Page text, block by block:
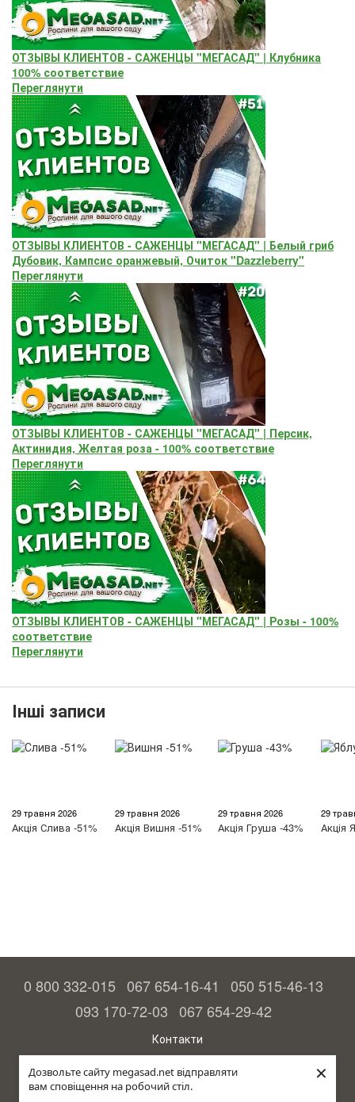
Дозвольте сайту megasad.net відправляти
вам сповіщення на робочий стіл.
×
ОТЗЫВЫ КЛИЕНТОВ - САЖЕНЦЫ "МЕГАСАД" | Клубника
100% соответствие
Переглянути
ОТЗЫВЫ КЛИЕНТОВ - САЖЕНЦЫ "МЕГАСАД" | Белый гриб
Дубовик, Кампсис оранжевый, Очиток "Dazzleberry"
Переглянути
ОТЗЫВЫ КЛИЕНТОВ - САЖЕНЦЫ "МЕГАСАД" | Персик,
Актинидия, Желтая роза - 100% соответствие
Переглянути
ОТЗЫВЫ КЛИЕНТОВ - САЖЕНЦЫ "МЕГАСАД" | Розы - 100%
соответствие
Переглянути
Інші записи
29 травня 2026
Акція Слива -51%
29 травня 2026
Акція Вишня -51%
29 травня 2026
Акція Груша -43%
29
Акція
0 800 332-015 067 654-16-41
050 515-46-13
093 170-72-03 067 654-29-42
Контакти
Повна версія сайту
© 2015—2026